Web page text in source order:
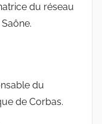
du réseau
du
de Corbas.